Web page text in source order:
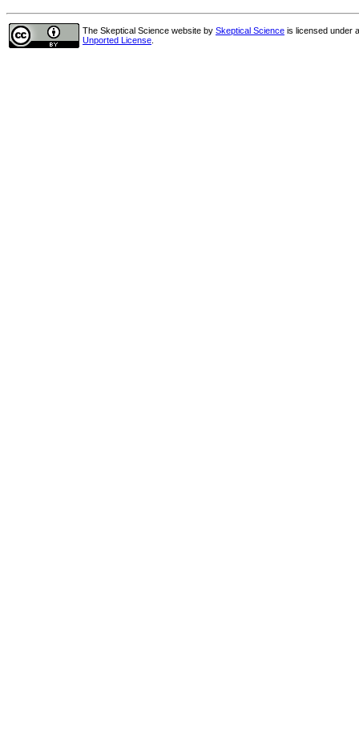
The Skeptical Science website by Skeptical Science is licensed under
Unported License